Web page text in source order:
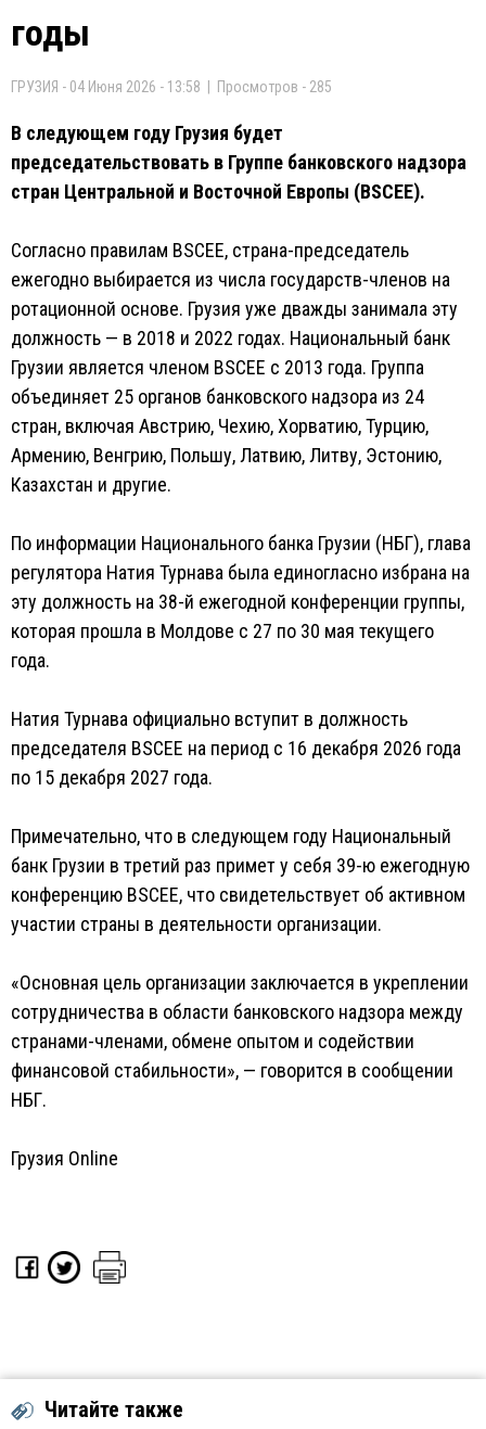
годы
ГРУЗИЯ - 04 Июня 2026 - 13:58 | Просмотров - 285
В следующем году Грузия будет
председательствовать в Группе банковского надзора
стран Центральной и Восточной Европы (BSCEE).
Согласно правилам BSCEE, страна-председатель
ежегодно выбирается из числа государств-членов на
ротационной основе. Грузия уже дважды занимала эту
должность — в 2018 и 2022 годах. Национальный банк
Грузии является членом BSCEE с 2013 года. Группа
объединяет 25 органов банковского надзора из 24
стран, включая Австрию, Чехию, Хорватию, Турцию,
Армению, Венгрию, Польшу, Латвию, Литву, Эстонию,
Казахстан и другие.
По информации Национального банка Грузии (НБГ), глава
регулятора Натия Турнава была единогласно избрана на
эту должность на 38-й ежегодной конференции группы,
которая прошла в Молдове с 27 по 30 мая текущего
года.
Натия Турнава официально вступит в должность
председателя BSCEE на период с 16 декабря 2026 года
по 15 декабря 2027 года.
Примечательно, что в следующем году Национальный
банк Грузии в третий раз примет у себя 39-ю ежегодную
конференцию BSCEE, что свидетельствует об активном
участии страны в деятельности организации.
«Основная цель организации заключается в укреплении
сотрудничества в области банковского надзора между
странами-членами, обмене опытом и содействии
финансовой стабильности», — говорится в сообщении
НБГ.
Грузия Online
Читайте также